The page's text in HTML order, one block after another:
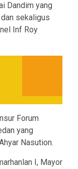
Dandim yang
sekaligus
Inf Roy
Forum
yang
Nasution.
I, Mayor